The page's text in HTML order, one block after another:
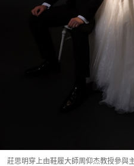
莊思明穿上由鞋履大師周仰杰教授參與